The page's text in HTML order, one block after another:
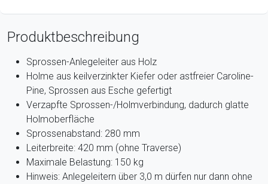
Produktbeschreibung
Sprossen-Anlegeleiter aus Holz
Holme aus keilverzinkter Kiefer oder astfreier Caroline-
Pine, Sprossen aus Esche gefertigt
Verzapfte Sprossen-/Holmverbindung, dadurch glatte
Holmoberfläche
Sprossenabstand: 280 mm
Leiterbreite: 420 mm (ohne Traverse)
Maximale Belastung: 150 kg
Hinweis: Anlegeleitern über 3,0 m dürfen nur dann ohne